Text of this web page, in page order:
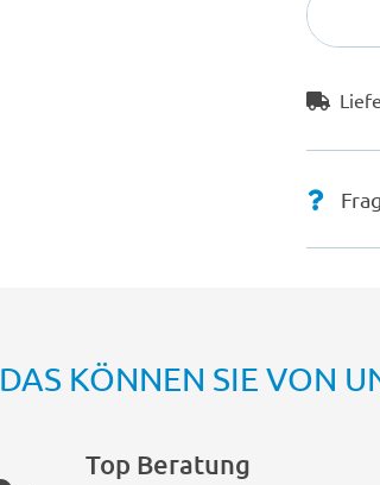
DAS KÖNNEN SIE VON
Top Beratung